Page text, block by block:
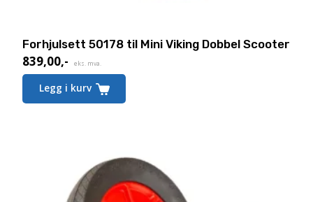
Forhjulsett 50178 til Mini Viking Dobbel Scooter
839,00,- eks. mva.
Legg i kurv